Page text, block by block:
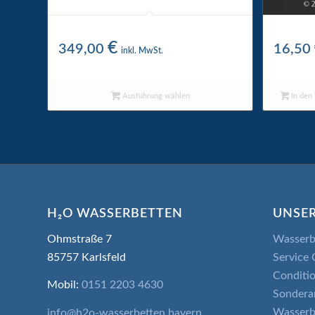
349,00 € inkl. MwSt.
Ausführung wählen
16,50
In
H₂O WASSERBETTEN
Ohmstraße 7
85757 Karlsfeld
Mobil: 0151 2203 4630
info@h2o-wasserbetten.bayern
Service